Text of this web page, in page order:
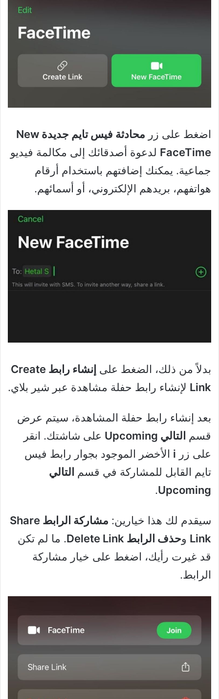
اضغط على زر محادثة فيس تايم جديدة New
FaceTime لدعوة أصدقائك إلى مكالمة فيديو
جماعية. يمكنك إضافتهم باستخدام أرقام
هواتفهم، بريدهم الإلكتروني، أو أسمائهم.
بدلاً من ذلك، الضغط على إنشاء رابط Create
Link لإنشاء رابط حفلة مشاهدة عبر شير بلاي.
بعد إنشاء رابط حفلة المشاهدة، سيتم عرض
قسم التالي Upcoming على شاشتك. انقر
على زر i الأخضر الموجود بجوار رابط فيس
تايم القابل للمشاركة في قسم التالي
Upcoming
.
سيقدم لك هذا خيارين: مشاركة الرابط Share
Link وحذف الرابط Delete Link. ما لم تكن
قد غيرت رأيك، اضغط على خيار مشاركة
الرابط.